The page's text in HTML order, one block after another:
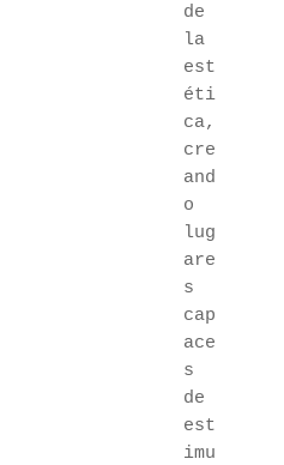
de
la
est
éti
ca,
cre
and
o
lug
are
s
cap
ace
s
de
est
imu